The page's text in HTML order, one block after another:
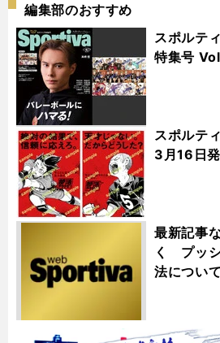
編集部のおすすめ
スポルテ
特集号
スポルテ
3月16日
最新記事
く プッ
法について